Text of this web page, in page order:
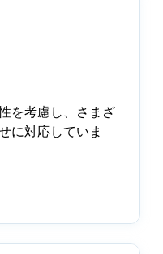
を考慮し、さまざ
に対応していま